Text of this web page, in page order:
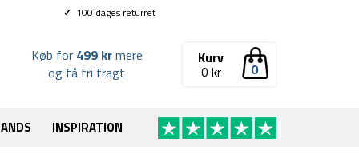
✓ 100 dages returret
0
Kurv
0 kr
Køb for 499 krmere
og få fri fragt
INSPIRATION